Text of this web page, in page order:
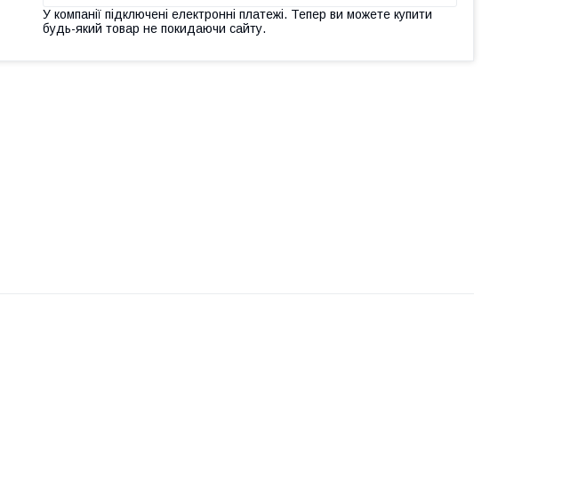
У компанії підключені електронні платежі. Тепер ви можете купити
будь-який товар не покидаючи сайту.